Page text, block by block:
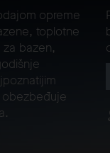
opreme
toplotne
bazen,